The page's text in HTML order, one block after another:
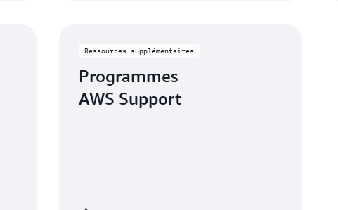
Ressources supplémentaires
Programmes
AWS Support